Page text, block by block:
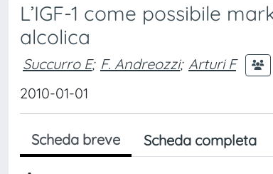
L’IGF-1 come possibile
alcolica
Succurro E; F. Andreozzi; Arturi F
2010-01-01
Scheda breve Scheda completa